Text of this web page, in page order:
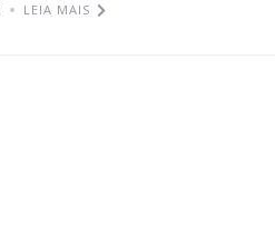
LEIA MAIS